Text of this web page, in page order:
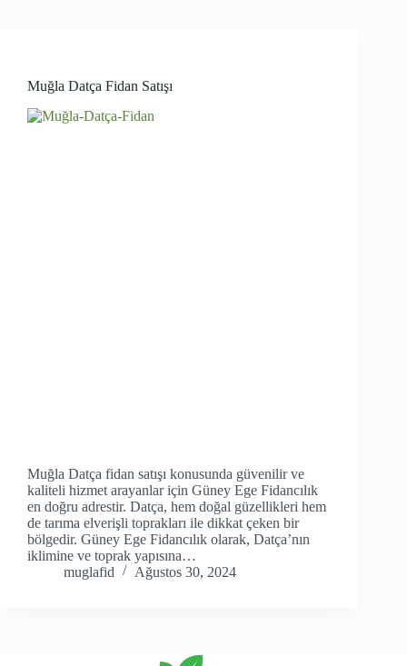
Muğla Datça Fidan Satışı
Muğla Datça fidan satışı konusunda güvenilir ve
kaliteli hizmet arayanlar için Güney Ege Fidancılık
en doğru adrestir. Datça, hem doğal güzellikleri hem
de tarıma elverişli toprakları ile dikkat çeken bir
bölgedir. Güney Ege Fidancılık olarak, Datça’nın
iklimine ve toprak yapısına…
muglafid
Ağustos 30, 2024